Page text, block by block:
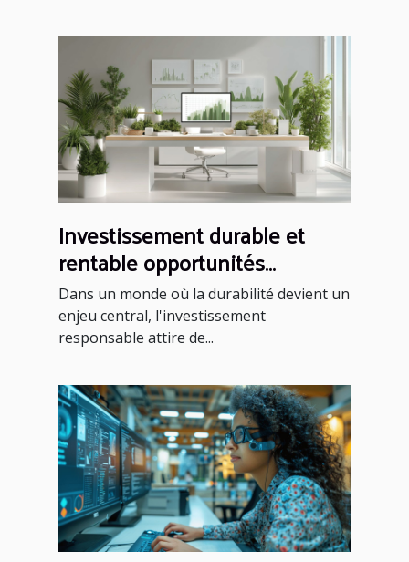
Investissement durable et
rentable opportunités
méconnues en 2023
Dans un monde où la durabilité devient un
enjeu central, l'investissement
responsable attire de...